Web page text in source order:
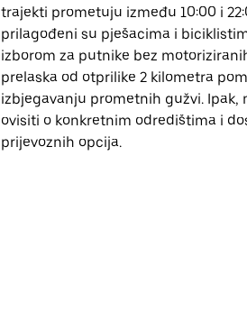
trajekti prometuju između 10:00 i
prilagođeni su pješacima i
izborom za putnike bez
prelaska od otprilike 2 kilometra
izbjegavanju prometnih gužvi. Ipak,
ovisiti o konkretnim odredištima i
prijevoznih opcija.